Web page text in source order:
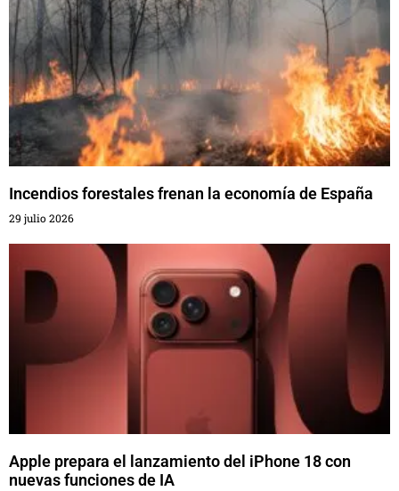
Incendios forestales frenan la economía de España
29 julio 2026
Apple prepara el lanzamiento del iPhone 18 con
nuevas funciones de IA